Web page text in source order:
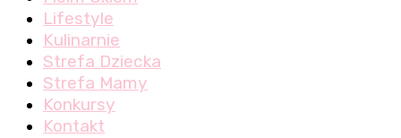
Lifestyle
Kulinarnie
Strefa Dziecka
Strefa Mamy
Konkursy
Kontakt